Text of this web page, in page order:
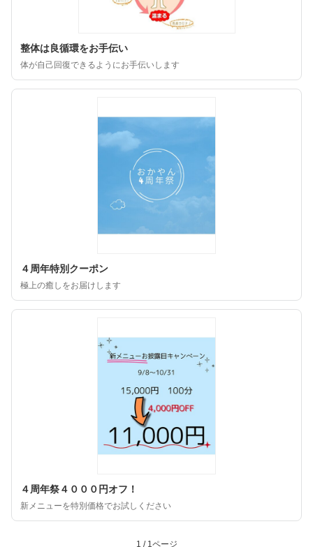
整体は良循環をお手伝い
体が自己回復できるようにお手伝いします
４周年特別クーポン
極上の癒しをお届けします
４周年祭４０００円オフ！
新メニューを特別価格でお試しください
1 / 1ページ